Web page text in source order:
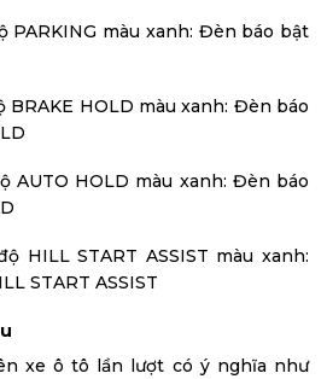
PARKING màu xanh: Đèn báo bật
HOLD màu xanh: Đèn báo
AUTO HOLD màu xanh: Đèn báo
HILL START ASSIST màu xanh:
START ASSIST
xe ô tô lần lượt có ý nghĩa như